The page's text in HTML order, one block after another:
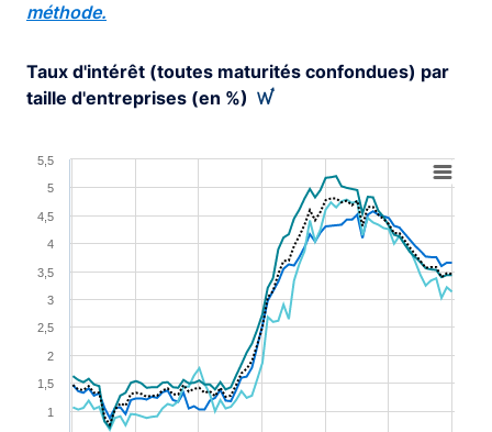
méthode.
Taux d'intérêt (toutes maturités confondues) par
taille d'entreprises (en %)
View as data table, Chart
The chart has 1 X axis displaying XAxis.
The chart has 1 Y axis displaying YAxis. Range: 0.5 to
1
1,5
2
2,5
3
3,5
4
4,5
5
5,5